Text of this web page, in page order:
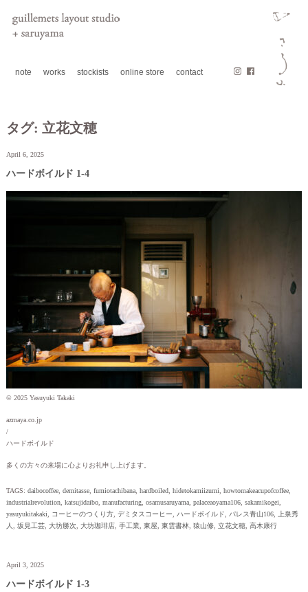
note works stockists online store contact
タグ: 立花文穂
April 6, 2025
ハードボイルド 1-4
© 2025 Yasuyuki Takaki
azmaya.co.jp
/
ハードボイルド
多くの方々の来場に心よりお礼申し上げます。
TAGS: daibocoffee demitasse fumiotachibana hardboiled hidetokamiizumi howtomakeacupofcoffee
industrialrevolution katsujidaibo manufacturing osamusaruyama palaceaoyama106 sakamikogei
yasuyukitakaki
コーヒーのつくり方 デミタスコーヒー ハードボイルド パレス青山106
上泉秀
人
坂見工芸 大坊勝次 大坊珈琲店 手工業 東屋 東雲書林 猿山修 立花文穂 高木康行
April 3, 2025
ハードボイルド 1-3